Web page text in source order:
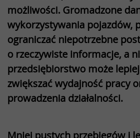
możliwości. Gromadzone
wykorzystywania pojazdów,
ograniczać niepotrzebne
o rzeczywiste informacje, a
przedsiębiorstwo może
zwiększać wydajność pracy
prowadzenia działalności.
Mniej pustych przebiegów i